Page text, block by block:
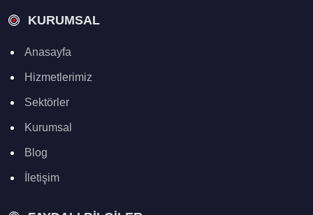
KURUMSAL
Anasayfa
Hizmetlerimiz
Sektörler
Kurumsal
Blog
İletişim